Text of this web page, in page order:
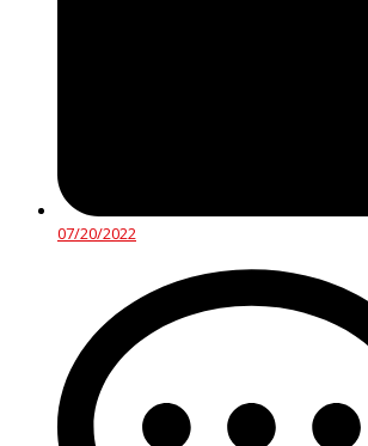
07/20/2022